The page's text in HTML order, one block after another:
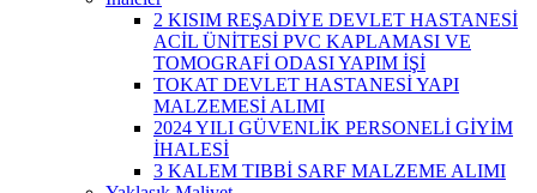
2 KISIM REŞADİYE DEVLET HASTANESİ
ACİL ÜNİTESİ PVC KAPLAMASI VE
TOMOGRAFİ ODASI YAPIM İŞİ
TOKAT DEVLET HASTANESİ YAPI
MALZEMESİ ALIMI
2024 YILI GÜVENLİK PERSONELİ GİYİM
İHALESİ
3 KALEM TIBBİ SARF MALZEME ALIMI